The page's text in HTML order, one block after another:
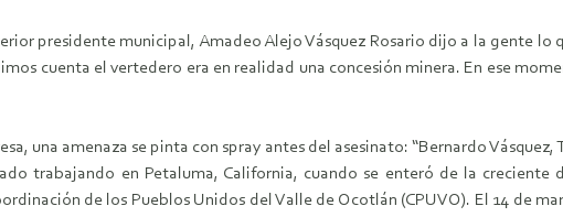
presidente municipal, Amadeo Alejo Vásquez Rosario dijo a la gente
cuenta el vertedero era en realidad una concesión minera. En ese
una amenaza se pinta con spray antes del asesinato: “Bernardo Vásquez,
trabajando en Petaluma, California, cuando se enteró de la
de los Pueblos Unidos del Valle de Ocotlán (CPUVO). El 14 de